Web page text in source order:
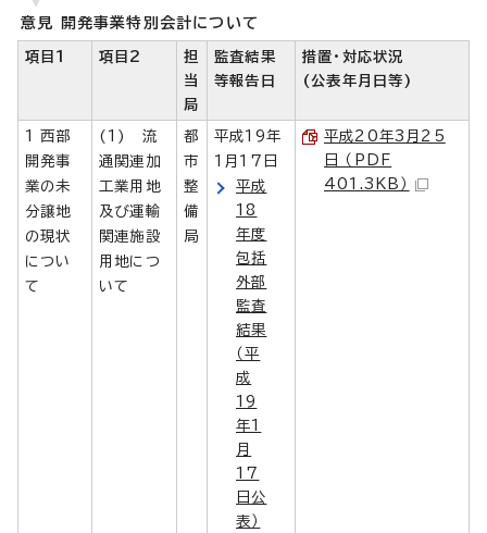
意見 開発事業特別会計について
項目1 項目2
担
当
局
監査結果
等報告日
措置・対応状況
(公表年月日等)
1 西部
開発事
業の未
分譲地
の現状
につい
て
(1) 流
通関連加
工業用地
及び運輸
関連施設
用地につ
いて
都
市
整
備
局
平成19年
1月17日
平成
18
年度
包括
外部
監査
結果
（平
成
19
年1
月
17
日公
表）
平成20年3月25
日 （PDF
401.3KB）